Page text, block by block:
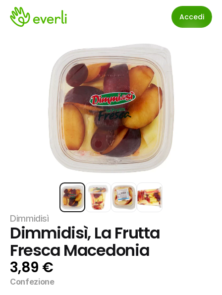
Accedi
Dimmidisì
Dimmidisì, La Frutta
Fresca Macedonia
3,89 €
Confezione